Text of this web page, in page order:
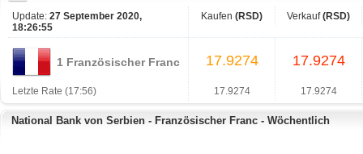
Update: 27 September 2020,
18:26:55
Kaufen (RSD) Verkauf(RSD)
1 Französischer Franc 17.9274 17.9274
Letzte Rate (17:56) 17.9274 17.9274
National Bank von Serbien - Französischer Franc - Wöchentlich